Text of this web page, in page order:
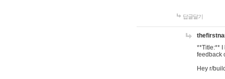
답글달기
**Title:** I
feedback
Hey r/